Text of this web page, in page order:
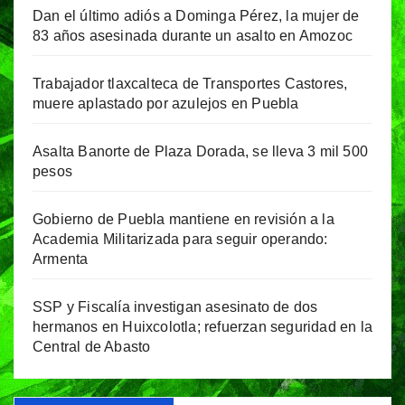
Dan el último adiós a Dominga Pérez, la mujer de
83 años asesinada durante un asalto en Amozoc
Trabajador tlaxcalteca de Transportes Castores,
muere aplastado por azulejos en Puebla
Asalta Banorte de Plaza Dorada, se lleva 3 mil 500
pesos
Gobierno de Puebla mantiene en revisión a la
Academia Militarizada para seguir operando:
Armenta
SSP y Fiscalía investigan asesinato de dos
hermanos en Huixcolotla; refuerzan seguridad en la
Central de Abasto